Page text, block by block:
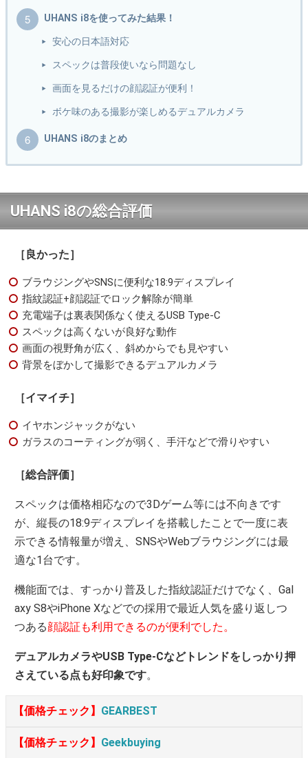
UHANS i8を使ってみた結果！
安心の日本語対応
スペックは普段使いなら問題なし
画面を見るだけの顔認証が便利！
ボケ味のある撮影が楽しめるデュアルカメラ
UHANS i8のまとめ
UHANS i8の総合評価
［良かった］
ブラウジングやSNSに便利な18:9ディスプレイ
指紋認証+顔認証でロック解除が簡単
充電端子は裏表関係なく使えるUSB Type-C
スペックは高くないが良好な動作
画面の視野角が広く、斜めからでも見やすい
背景をぼかして撮影できるデュアルカメラ
［イマイチ］
イヤホンジャックがない
ガラスのコーティングが弱く、手汗などで滑りやすい
［総合評価］
スペックは価格相応なので3Dゲーム等には不向きです
が、縦長の18:9ディスプレイを搭載したことで一度に表
示できる情報量が増え、SNSやWebブラウジングには最
適な1台です。
機能面では、すっかり普及した指紋認証だけでなく、Gal
axy S8やiPhone Xなどでの採用で最近人気を盛り返しつ
つある顔認証も利用できるのが便利でした。
デュアルカメラやUSB Type-Cなどトレンドをしっかり押
さえている点も好印象です。
【価格チェック】 GEARBEST
【価格チェック】 Geekbuying